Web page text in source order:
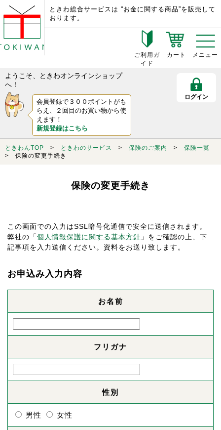
ときわ総合サービスは “お金に関する商品”を販売して
おります。
ご利用ガ
イド
カート メニュー
ようこそ、ときわオンラインショップ
へ！
会員登録で３００ポイントがも
らえ、２回目のお買い物から使
えます！
新規登録はこちら
ログイン
ときわんTOP > ときわのサービス > 保険のご案内 > 保険一覧
> 保険の変更手続き
保険の変更手続き
この画面での入力はSSL暗号化通信で安全に送信されます。
弊社の「個人情報保護に関する基本方針 」をご確認の上、下
記事項を入力送信ください。資料をお送り致します。
お申込み入力内容
お名前
フリガナ
性別
男性 女性